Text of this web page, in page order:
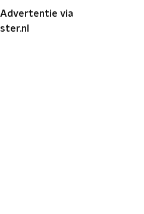
Advertentie via
ster.nl